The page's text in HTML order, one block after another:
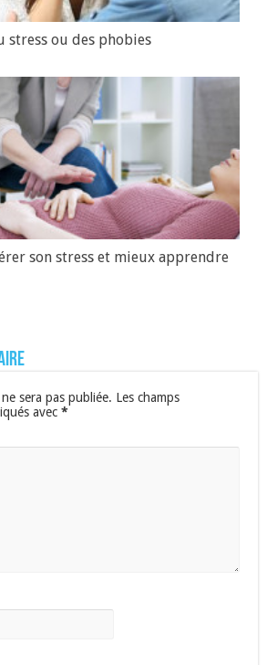
stress ou des phobies
son stress et mieux apprendre
sera pas publiée. Les champs
avec *